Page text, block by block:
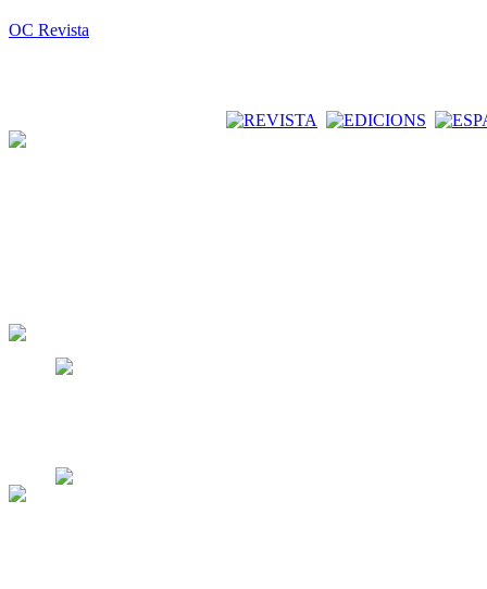
OC Revista